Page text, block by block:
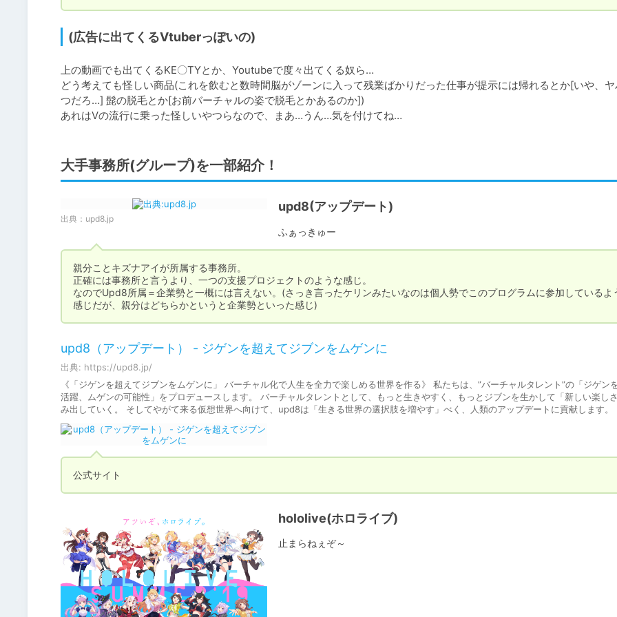
(広告に出てくるVtuberっぽいの)
上の動画でも出てくるKE〇TYとか、Youtubeで度々出てくる奴ら…
どう考えても怪しい商品(これを飲むと数時間脳がゾーンに入って残業ばかりだった仕事が提示には帰れるとか[いや、
つだろ…] 髭の脱毛とか[お前バーチャルの姿で脱毛とかあるのか])
あれはVの流行に乗った怪しいやつらなので、まあ…うん…気を付けてね…
大手事務所(グループ)を一部紹介！
出典： upd8.jp
upd8(アップデート)
ふぁっきゅー
親分ことキズナアイが所属する事務所。
正確には事務所と言うより、一つの支援プロジェクトのような感じ。
なのでUpd8所属＝企業勢と一概には言えない。(さっき言ったケリンみたいなのは個人勢でこのプログラムに参加しているよ
感じだが、親分はどちらかというと企業勢といった感じ)
upd8（アップデート） - ジゲンを超えてジブンをムゲンに
出典: https://upd8.jp/
《「ジゲンを超えてジブンをムゲンに」 バーチャル化で人生を全力で楽しめる世界を作る》 私たちは、”バーチャルタレント”の「ジゲン
活躍、ムゲンの可能性」をプロデュースします。 バーチャルタレントとして、もっと生きやすく、もっとジブンを生かして「新しい楽し
み出していく。 そしてやがて来る仮想世界へ向けて、upd8は「生きる世界の選択肢を増やす」べく、人類のアップデートに貢献します。
公式サイト
hololive(ホロライブ)
止まらねぇぞ～